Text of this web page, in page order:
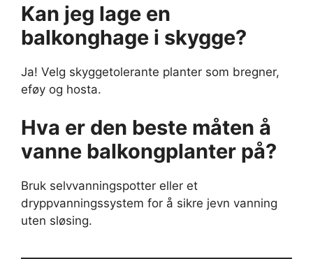
Kan jeg lage en
balkonghage i skygge?
Ja! Velg skyggetolerante planter som bregner,
eføy og hosta.
Hva er den beste måten å
vanne balkongplanter på?
Bruk selvvanningspotter eller et
dryppvanningssystem for å sikre jevn vanning
uten sløsing.